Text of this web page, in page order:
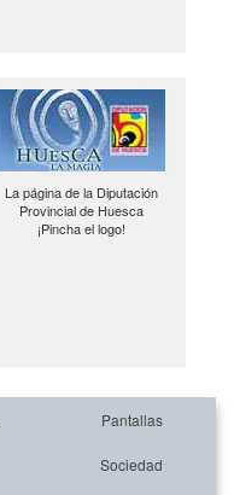
La página de la Diputación
Provincial de Huesca
¡Pincha el logo!
Pantallas
Sociedad